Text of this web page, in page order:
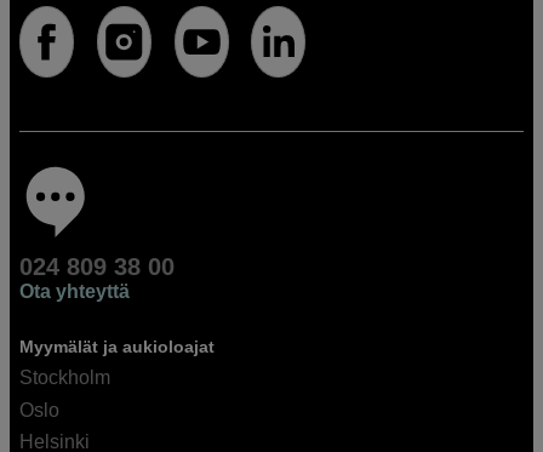
024 809 38 00
Ota yhteyttä
Myymälät ja aukioloajat
Stockholm
Oslo
Helsinki